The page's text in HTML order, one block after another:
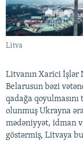
Litva
Litvanın Xarici İşlər
Belarusun bəzi
qadağa
olunmuş Ukrayna
mədəniyyət, idman
göstərmiş, Litvaya